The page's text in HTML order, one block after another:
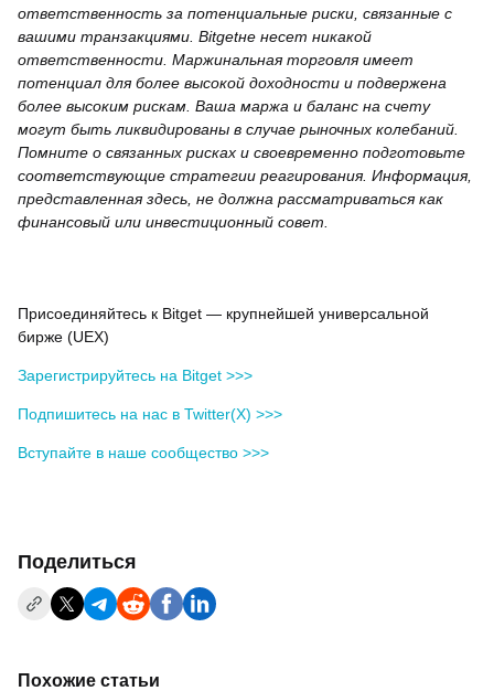
ответственность за потенциальные риски, связанные с
вашими транзакциями. Bitgetне несет никакой
ответственности. Маржинальная торговля имеет
потенциал для более высокой доходности и подвержена
более высоким рискам. Ваша маржа и баланс на счету
могут быть ликвидированы в случае рыночных колебаний.
Помните о связанных рисках и своевременно подготовьте
соответствующие стратегии реагирования. Информация,
представленная здесь, не должна рассматриваться как
финансовый или инвестиционный совет.
Присоединяйтесь к Bitget — крупнейшей универсальной
бирже (UEX)
Зарегистрируйтесь на Bitget >>>
Подпишитесь на нас в Twitter(X) >>>
Вступайте в наше сообщество >>>
Поделиться
Похожие статьи